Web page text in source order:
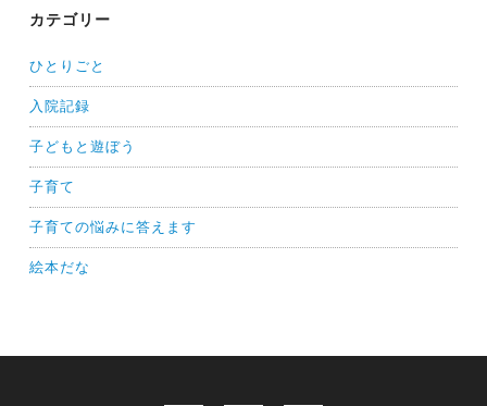
カテゴリー
ひとりごと
入院記録
子どもと遊ぼう
子育て
子育ての悩みに答えます
絵本だな